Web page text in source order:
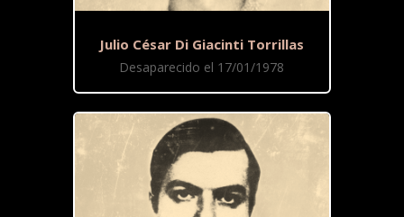
Julio César Di Giacinti Torrillas
Desaparecido el 17/01/1978